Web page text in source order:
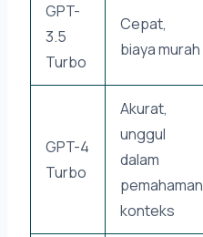
GPT-
3.5
Turbo
Cepat,
biaya murah
GPT-4
Turbo
Akurat,
unggul
dalam
pemahaman
konteks